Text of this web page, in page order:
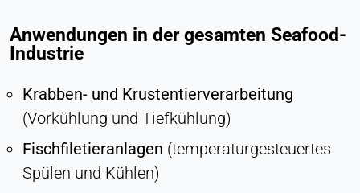
Anwendungen in der gesamten Seafood-
Industrie
Krabben- und Krustentierverarbeitung
(Vorkühlung und Tiefkühlung)
Fischfiletieranlagen (temperaturgesteuertes
Spülen und Kühlen)